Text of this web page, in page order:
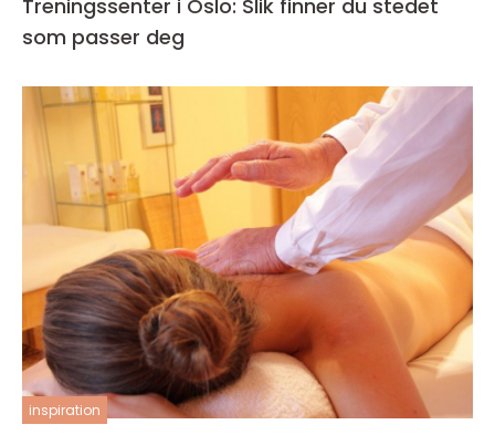
Treningssenter i Oslo: Slik finner du stedet
som passer deg
inspiration